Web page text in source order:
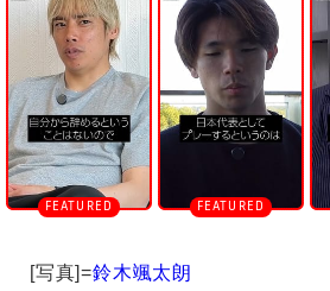
[写真]=鈴木颯太朗